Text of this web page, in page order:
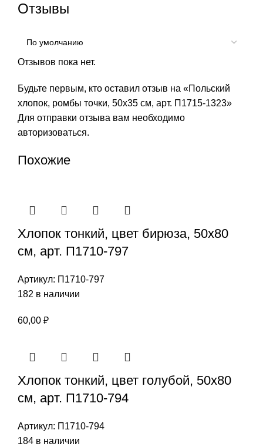
Отзывы
Отзывов пока нет.
Будьте первым, кто оставил отзыв на «Польский
хлопок, ромбы точки, 50х35 см, арт. П1715-1323»
Для отправки отзыва вам необходимо
авторизоваться.
Похожие
Хлопок тонкий, цвет бирюза, 50х80
см, арт. П1710-797
Артикул: П1710-797
182 в наличии
60,00 ₽
Хлопок тонкий, цвет голубой, 50х80
см, арт. П1710-794
Артикул: П1710-794
184 в наличии